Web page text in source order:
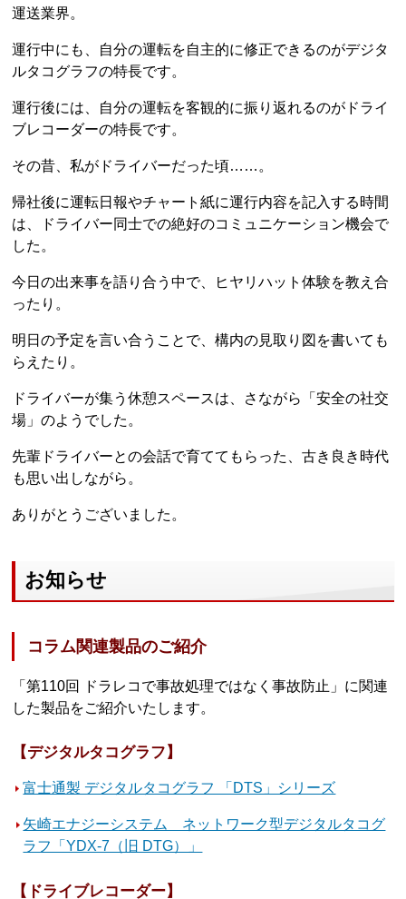
運送業界。
運行中にも、自分の運転を自主的に修正できるのがデジタ
ルタコグラフの特長です。
運行後には、自分の運転を客観的に振り返れるのがドライ
ブレコーダーの特長です。
その昔、私がドライバーだった頃……。
帰社後に運転日報やチャート紙に運行内容を記入する時間
は、ドライバー同士での絶好のコミュニケーション機会で
した。
今日の出来事を語り合う中で、ヒヤリハット体験を教え合
ったり。
明日の予定を言い合うことで、構内の見取り図を書いても
らえたり。
ドライバーが集う休憩スペースは、さながら「安全の社交
場」のようでした。
先輩ドライバーとの会話で育ててもらった、古き良き時代
も思い出しながら。
ありがとうございました。
お知らせ
コラム関連製品のご紹介
「第110回 ドラレコで事故処理ではなく事故防止」に関連
した製品をご紹介いたします。
【デジタルタコグラフ】
富士通製 デジタルタコグラフ 「DTS」シリーズ
矢崎エナジーシステム ネットワーク型デジタルタコグ
ラフ「YDX-7（旧 DTG）」
【ドライブレコーダー】